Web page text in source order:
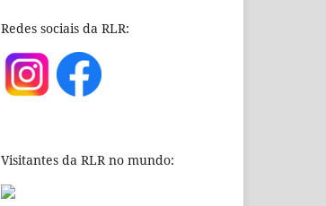
Redes sociais da RLR:
Visitantes da RLR no mundo: